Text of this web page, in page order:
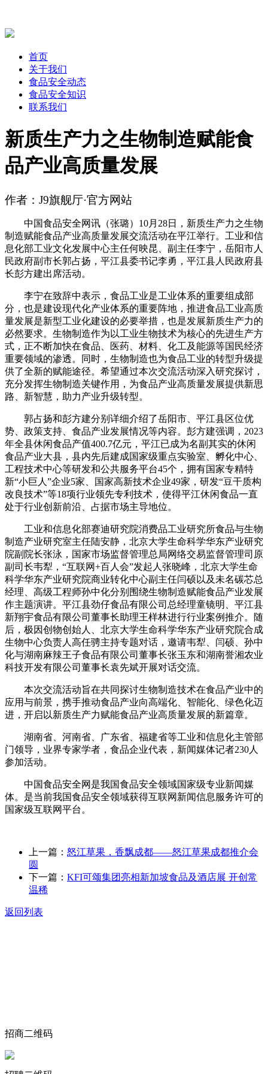
首页
关于我们
食品安全动态
食品安全知识
联系我们
新质生产力之生物制造赋能食
品产业高质量发展
作者：J9旗舰厅·官方网站
中国食品安全网讯（张璐）10月28日，新质生产力之生物
制造赋能食品产业高质量发展交流活动在平江举行。工业和信
息化部工业文化发展中心主任何映昆、副主任李宁，岳阳市人
民政府副市长郭占扬，平江县委书记李勇，平江县人民政府县
长彭方建出席活动。
李宁在致辞中表示，食品工业是工业体系的重要组成部
分，也是建设现代化产业体系的重要阵地，推进食品工业高质
量发展是新型工业化建设的必要举措，也是发展新质生产力的
必然要求。生物制造作为以工业生物技术为核心的先进生产方
式，正不断加快在食品、医药、材料、化工及能源等国民经济
重要领域的渗透。同时，生物制造也为食品工业的转型升级提
供了全新的赋能途径。希望通过本次交流活动深入研究探讨，
充分发挥生物制造关键作用，为食品产业高质量发展提供新思
路、新智慧，助力产业升级转型。
郭占扬和彭方建分别详细介绍了岳阳市、平江县区位优
势、政策支持、食品产业发展情况等内容。彭方建强调，2023
年全县休闲食品产值400.7亿元，平江已成为名副其实的休闲
食品产业大县，县内先后建成国家级重点实验室、孵化中心、
工程技术中心等研发和公共服务平台45个，拥有国家专精特
新“小巨人”企业5家、国家高新技术企业49家，研发“豆干质构
改良技术”等18项行业领先专利技术，使得平江休闲食品一直
处于行业创新前沿、占据市场主导地位。
工业和信息化部赛迪研究院消费品工业研究所食品与生物
制造产业研究室主任陆安静，北京大学生命科学华东产业研究
院副院长张泳，国家市场监督管理总局网络交易监督管理司原
副司长韦犁，“互联网+百人会”发起人张晓峰，北京大学生命
科学华东产业研究院商业转化中心副主任闫硕以及未名碳芯总
经理、高级工程师孙中化分别围绕生物制造赋能食品产业发展
作主题演讲。平江县劲仔食品有限公司总经理童镜明、平江县
新翔宇食品有限公司董事长助理王样林进行行业案例推介。随
后，极因创物创始人、北京大学生命科学华东产业研究院合成
生物中心负责人高任骋主持专题对话，邀请韦犁、闫硕、孙中
化与湖南麻辣王子食品有限公司董事长张玉东和湖南誉湘农业
科技开发有限公司董事长袁先斌开展对话交流。
本次交流活动旨在共同探讨生物制造技术在食品产业中的
应用与前景，携手推动食品产业向高端化、智能化、绿色化迈
进，开启以新质生产力赋能食品产业高质量发展的新篇章。
湖南省、河南省、广东省、福建省等工业和信息化主管部
门领导，业界专家学者，食品企业代表，新闻媒体记者230人
参加活动。
中国食品安全网是我国食品安全领域国家级专业新闻媒
体。是当前我国食品安全领域获得互联网新闻信息服务许可的
国家级互联网平台。
上一篇： 怒江草果，香飘成都——怒江草果成都推介会
圆
下一篇： KFI可颂集团亮相新加坡食品及酒店展 开创常
温稀
返回列表
招商二维码